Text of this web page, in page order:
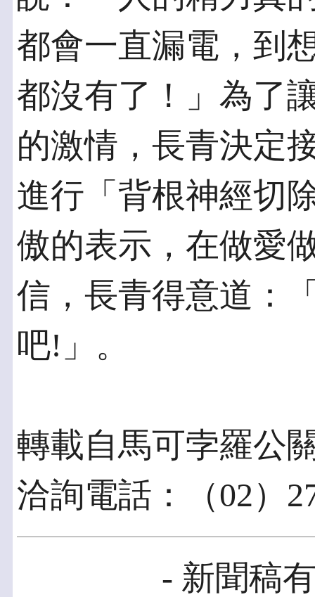
都會一直漏電，到
都沒有了！」為了
的激情，長青決定
進行「背根神經切
傲的表示，在做愛
信，長青得意道：
吧!」。
轉載自馬可孛羅公
洽詢電話：（02）
- 新聞稿